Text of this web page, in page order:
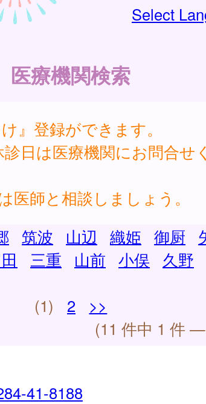
Select
医療機関検索
』登録ができます。
日は医療機関にお問合せ
医師と相談しましょう。
筑波 山辺 織姫 御厨
三重 山前 小俣
久野
(1)
2
>>
(11 件中 1 件
41-8188